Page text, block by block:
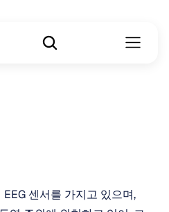
EEG 센서를 가지고 있으며,